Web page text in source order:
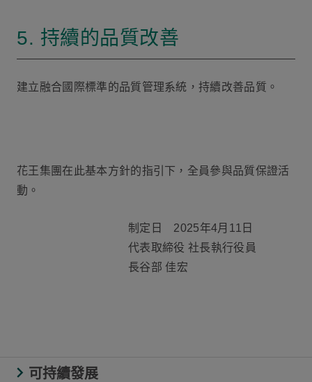
5. 持續的品質改善
建立融合國際標準的品質管理系統，持續改善品質。
花王集團在此基本方針的指引下，全員參與品質保證活
動。
制定日 2025年4月11日
代表取締役 社長執行役員
長谷部 佳宏
可持續發展